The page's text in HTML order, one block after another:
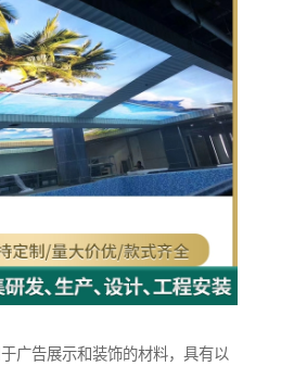
广告展示和装饰的材料，具有以